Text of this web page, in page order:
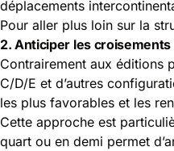
déplacements
Pour aller plus loin sur la
2. Anticiper les croisements
Contrairement aux éditions
C/D/E et d’autres
les plus favorables et les
Cette approche est
quart ou en demi permet